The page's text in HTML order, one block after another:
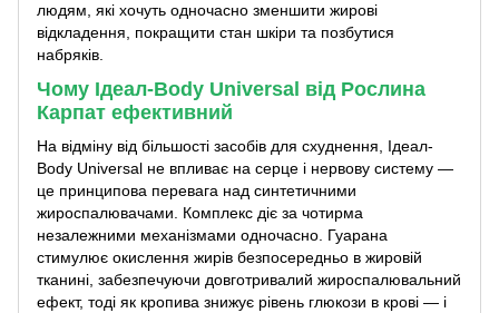
людям, які хочуть одночасно зменшити жирові
відкладення, покращити стан шкіри та позбутися
набряків.
Чому Ідеал-Body Universal від Рослина
Карпат ефективний
На відміну від більшості засобів для схуднення, Ідеал-
Body Universal не впливає на серце і нервову систему —
це принципова перевага над синтетичними
жироспалювачами. Комплекс діє за чотирма
незалежними механізмами одночасно. Гуарана
стимулює окислення жирів безпосередньо в жировій
тканині, забезпечуючи довготривалий жироспалювальний
ефект, тоді як кропива знижує рівень глюкози в крові — і